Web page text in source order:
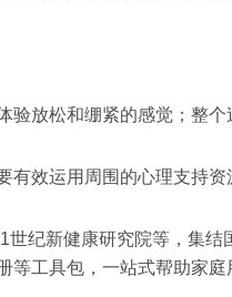
放松和绷紧的感觉；整个
效运用周围的心理支持资
纪新健康研究院等，集
工具包，一站式帮助家